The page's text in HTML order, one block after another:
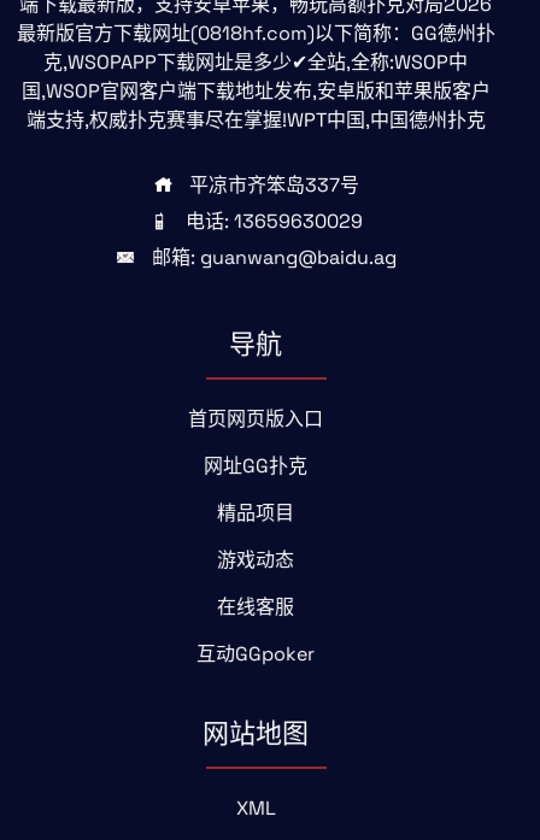
最新版官方下载网址(0818hf.com)以下简称：GG德州扑
克,WSOPAPP下载网址是多少✔全站,全称:WSOP中
国,WSOP官网客户端下载地址发布,安卓版和苹果版客户
端支持,权威扑克赛事尽在掌握!WPT中国,中国德州扑克
平凉市齐笨岛337号
电话: 13659630029
邮箱: guanwang@baidu.ag
导航
首页网页版入口
网址GG扑克
精品项目
游戏动态
在线客服
互动GGpoker
网站地图
XML